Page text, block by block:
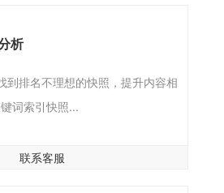
析
到排名不理想的快照，提升内容相
词索引快照...
联系客服